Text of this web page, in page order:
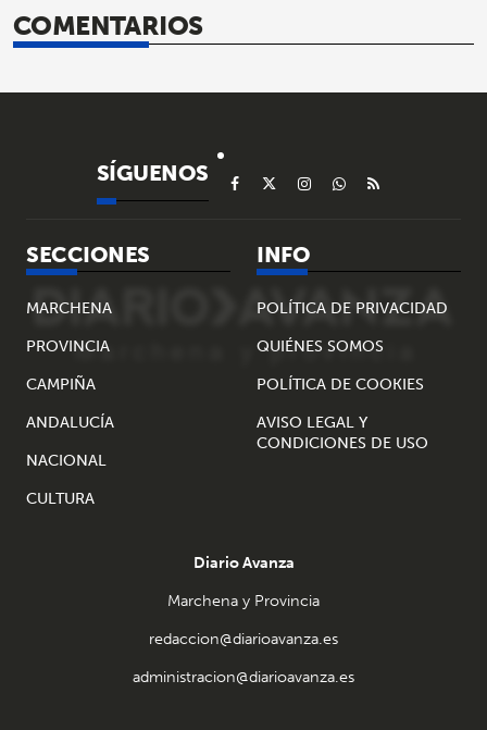
COMENTARIOS
SÍGUENOS
SECCIONES
MARCHENA
PROVINCIA
CAMPIÑA
ANDALUCÍA
NACIONAL
CULTURA
INFO
POLÍTICA DE PRIVACIDAD
QUIÉNES SOMOS
POLÍTICA DE COOKIES
AVISO LEGAL Y
CONDICIONES DE USO
Diario Avanza
Marchena y Provincia
redaccion@diarioavanza.es
administracion@diarioavanza.es